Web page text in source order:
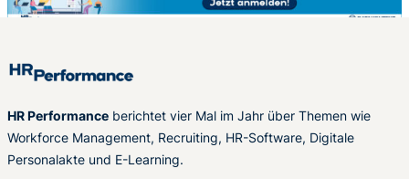
HR Performance berichtet vier Mal im Jahr über Themen wie
Workforce Management, Recruiting, HR-Software, Digitale
Personalakte und E-Learning.